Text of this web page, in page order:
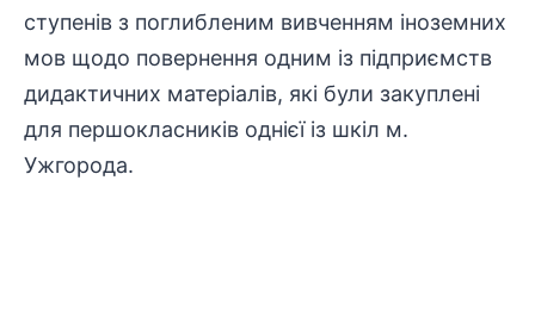
ступенів з поглибленим вивченням іноземних
мов щодо повернення одним із підприємств
дидактичних матеріалів, які були закуплені
для першокласників однієї із шкіл м.
Ужгорода.